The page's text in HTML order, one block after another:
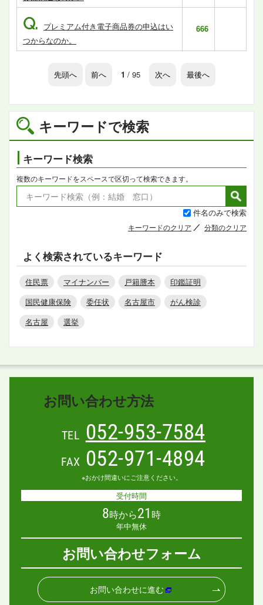
キーワードで検索
キーワード検索
複数のキーワードをスペースで区切って検索できます。
件名のみで検索
キーワードのクリア 分類のクリア
よく検索されているキーワード
住民票 マイナンバー 戸籍謄本
印鑑証明
国民健康保険
委任状 名古屋市
がん検診
名古屋
選挙
Q. プレミアム付き電子商品券の申込はい
つからなのか。
666
先頭へ 前へ 1 / 95 次へ 最後へ
お問い合わせ方法
TEL 052-953-7584
FAX 052-971-4894
※おかけ間違いにご注意ください。
受付時間
8時から21 時
年中無休
お問い合わせフォーム
お問い合わせに進む